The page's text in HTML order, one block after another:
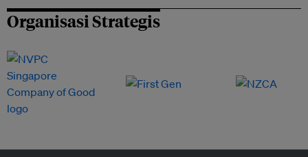
Organisasi Strategis